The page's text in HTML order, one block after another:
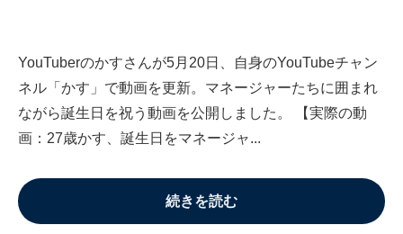
YouTuberのかすさんが5月20日、自身のYouTubeチャン
ネル「かす」で動画を更新。マネージャーたちに囲まれ
ながら誕生日を祝う動画を公開しました。 【実際の動
画：27歳かす、誕生日をマネージャ...
続きを読む